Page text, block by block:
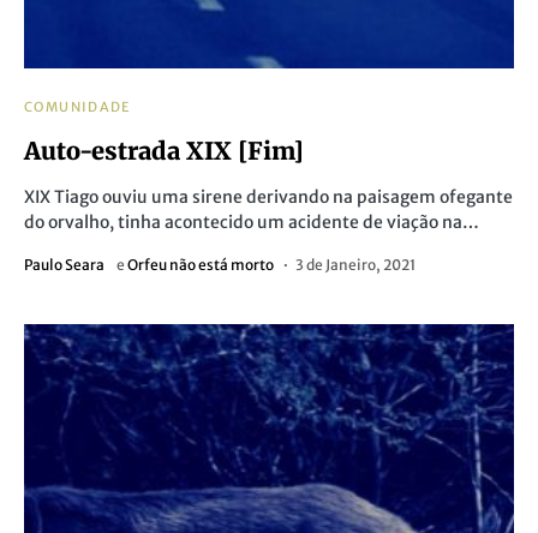
COMUNIDADE
Auto-estrada XIX [Fim]
XIX Tiago ouviu uma sirene derivando na paisagem ofegante
do orvalho, tinha acontecido um acidente de viação na…
Paulo Seara e Orfeu não está morto 3 de Janeiro, 2021